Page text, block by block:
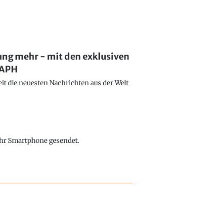
mehr - mit den exklusiven
die neuesten Nachrichten aus der Welt
Smartphone gesendet.